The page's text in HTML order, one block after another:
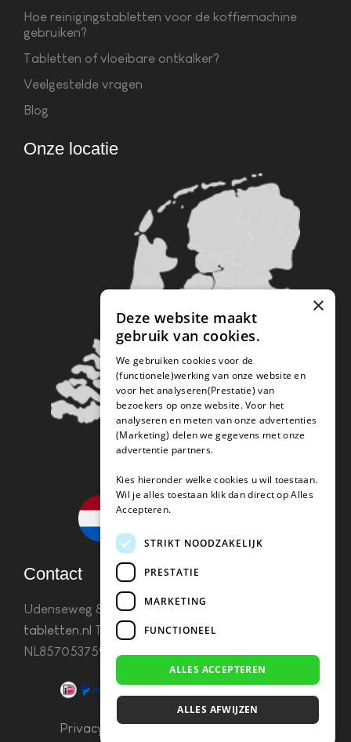
Hoe reinigingstabletten voor de koffiemachine
gebruiken?
Tabletten of vloeibare ontkalker?
Veelgestelde vragen
Blog
Onze locatie
Contact
Udenseweg 8B 5405 PA Udeninfo(@)koffie-
tabletten.nl Tel. 085 782 5578KvK 67529623 Btw:
NL857053759B01
Privacy & Cookies–Algemene Voorwaarden
×
Deze website maakt
gebruik van cookies.
We gebruiken cookies voor de
(functionele)werking van onze website en
voor het analyseren(Prestatie) van
bezoekers op onze website. Voor het
analyseren en meten van onze advertenties
(Marketing) delen we gegevens met onze
advertentie partners.
Kies hieronder welke cookies u wil toestaan.
Wil je alles toestaan klik dan direct op Alles
Accepteren.
STRIKT NOODZAKELIJK
PRESTATIE
MARKETING
FUNCTIONEEL
ALLES ACCEPTEREN
ALLES AFWIJZEN